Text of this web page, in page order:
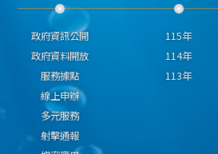
政府資訊公開
政府資料開放
服務據點
線上申辦
多元服務
射擊通報
115年
114年
113年